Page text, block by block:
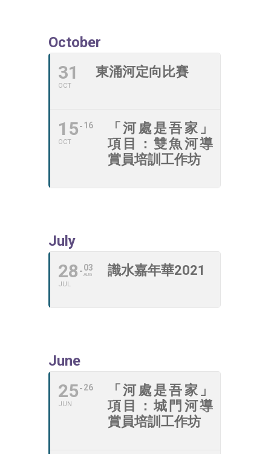
October
31
OCT
東涌河定向比賽
15
OCT
16
「河處是吾家」
項目：雙魚河導
賞員培訓工作坊
July
28
JUL
03
AUG 識水嘉年華2021
June
25
JUN
26
「河處是吾家」
項目：城門河導
賞員培訓工作坊